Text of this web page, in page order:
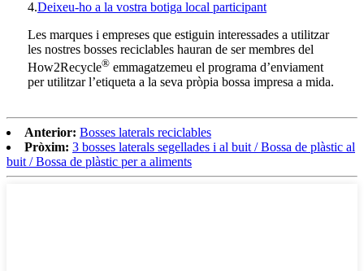
4.Deixeu-ho a la vostra botiga local participant
Les marques i empreses que estiguin interessades a utilitzar
les nostres bosses reciclables hauran de ser membres del
How2Recycle® emmagatzemeu el programa d’enviament
per utilitzar l’etiqueta a la seva pròpia bossa impresa a mida.
Anterior: Bosses laterals reciclables
Pròxim: 3 bosses laterals segellades i al buit / Bossa de plàstic al
buit / Bossa de plàstic per a aliments